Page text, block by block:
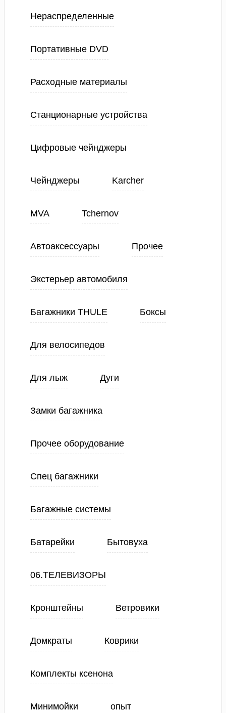
Нераспределенные
Портативные DVD
Расходные материалы
Станционарные устройства
Цифровые чейнджеры
Чейнджеры Karcher
MVA Tchernov
Автоаксессуары Прочее
Экстерьер автомобиля
Багажники THULE Боксы
Для велосипедов
Для лыж Дуги
Замки багажника
Прочее оборудование
Спец багажники
Багажные системы
Батарейки Бытовуха
06.ТЕЛЕВИЗОРЫ
Кронштейны Ветровики
Домкраты Коврики
Комплекты ксенона
Минимойки опыт